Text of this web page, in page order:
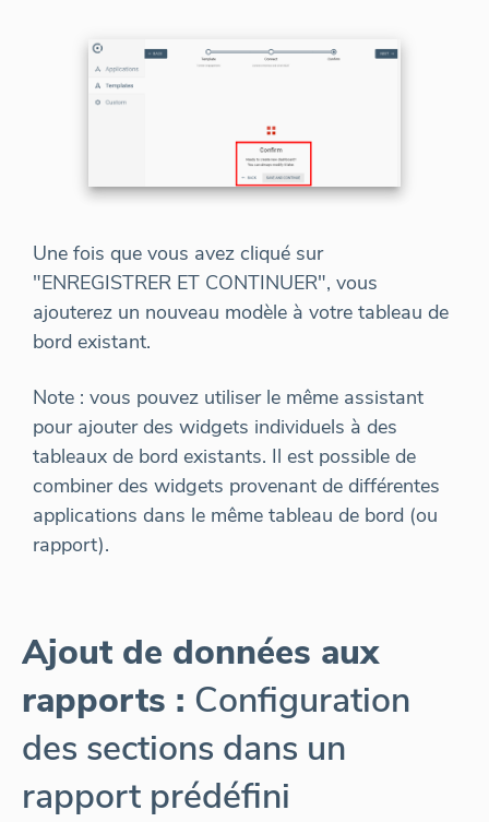
Une fois que vous avez cliqué sur
"ENREGISTRER ET CONTINUER", vous
ajouterez un nouveau modèle à votre tableau de
bord existant.
Note : vous pouvez utiliser le même assistant
pour ajouter des widgets individuels à des
tableaux de bord existants. Il est possible de
combiner des widgets provenant de différentes
applications dans le même tableau de bord (ou
rapport).
Ajout de données aux
rapports : Configuration
des sections dans un
rapport prédéfini